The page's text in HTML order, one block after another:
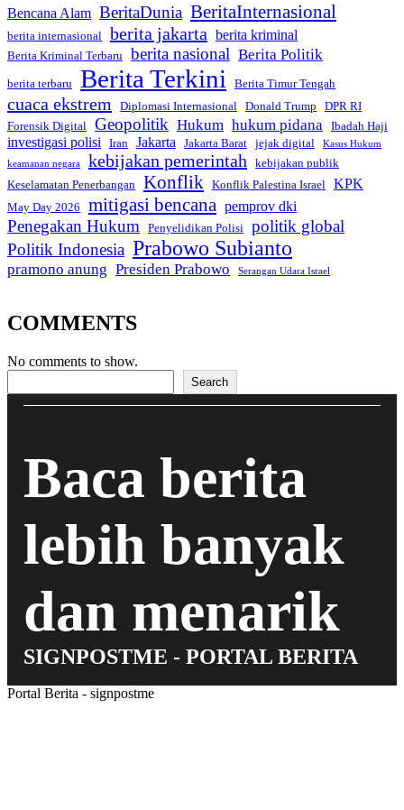
Bencana Alam BeritaDunia BeritaInternasional
berita internasional berita jakarta berita kriminal
Berita Kriminal Terbaru berita nasional Berita Politik
berita terbaru Berita Terkini Berita Timur Tengah
cuaca ekstrem Diplomasi Internasional Donald Trump
DPR RI
Forensik Digital Geopolitik Hukum hukum pidana Ibadah Haji
investigasi polisi Iran Jakarta Jakarta Barat jejak digital
Kasus Hukum
keamanan negara
kebijakan pemerintah
kebijakan publik
Keselamatan Penerbangan Konflik Konflik Palestina Israel KPK
May Day 2026 mitigasi bencana pemprov dki
Penegakan Hukum Penyelidikan Polisi politik global
Politik Indonesia Prabowo Subianto
pramono anung Presiden Prabowo Serangan Udara Israel
COMMENTS
No comments to show.
Search
Baca berita
lebih banyak
dan menarik
SIGNPOSTME - PORTAL BERITA
Portal Berita - signpostme